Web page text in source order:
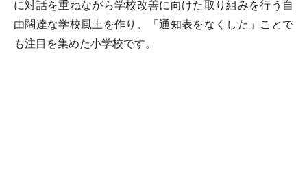
に対話を重ねながら学校改善に向けた取り組みを行う自
由闊達な学校風土を作り、「通知表をなくした」ことで
も注目を集めた小学校です。